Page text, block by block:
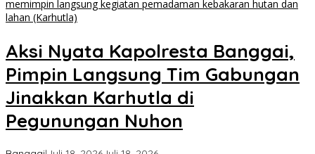
Aksi Nyata Kapolresta Banggai,
Pimpin Langsung Tim Gabungan
Jinakkan Karhutla di
Pegunungan Nuhon